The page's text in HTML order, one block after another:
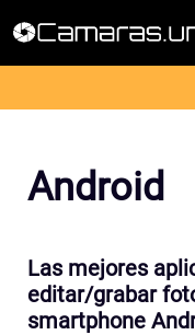
Android
Las mejores
editar/grabar
smartphone